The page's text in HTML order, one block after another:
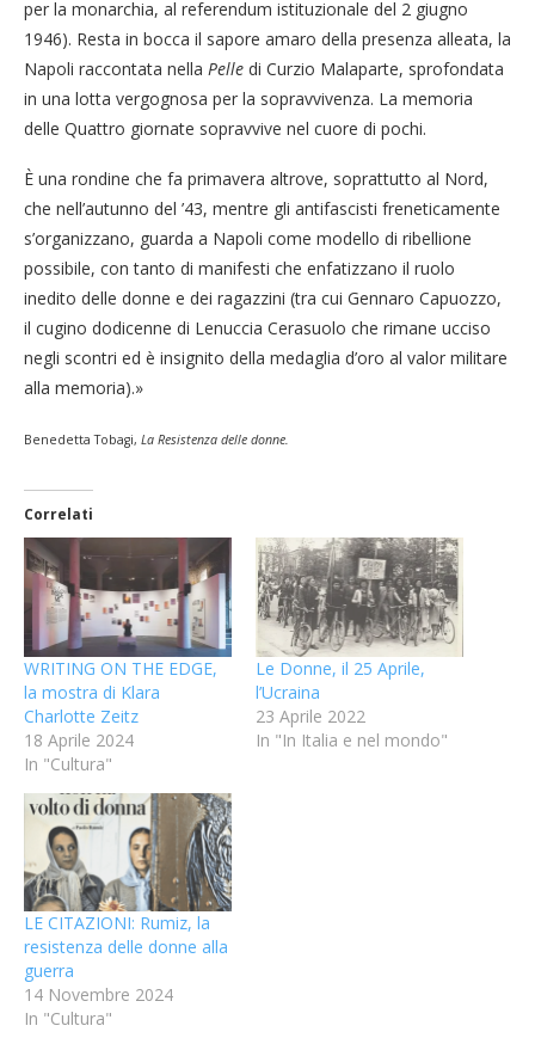
per la monarchia, al referendum istituzionale del 2 giugno
1946). Resta in bocca il sapore amaro della presenza alleata, la
Napoli raccontata nella Pelle di Curzio Malaparte, sprofondata
in una lotta vergognosa per la sopravvivenza. La memoria
delle Quattro giornate sopravvive nel cuore di pochi.
È una rondine che fa primavera altrove, soprattutto al Nord,
che nell’autunno del ’43, mentre gli antifascisti freneticamente
s’organizzano, guarda a Napoli come modello di ribellione
possibile, con tanto di manifesti che enfatizzano il ruolo
inedito delle donne e dei ragazzini (tra cui Gennaro Capuozzo,
il cugino dodicenne di Lenuccia Cerasuolo che rimane ucciso
negli scontri ed è insignito della medaglia d’oro al valor militare
alla memoria).»
Benedetta Tobagi, La Resistenza delle donne.
Correlati
WRITING ON THE EDGE,
la mostra di Klara
Charlotte Zeitz
18 Aprile 2024
In "Cultura"
Le Donne, il 25 Aprile,
l’Ucraina
23 Aprile 2022
In "In Italia e nel mondo"
LE CITAZIONI: Rumiz, la
resistenza delle donne alla
guerra
14 Novembre 2024
In "Cultura"